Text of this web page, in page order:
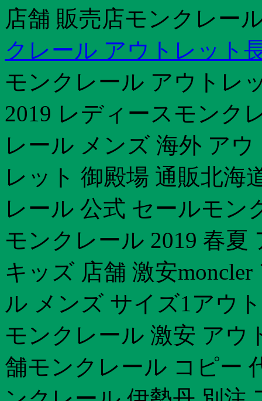
店舗 販売店モンクレー
クレール アウトレット
モンクレール アウトレ
2019 レディースモンク
レール メンズ 海外 ア
レット 御殿場 通販北海
レール 公式 セールモン
モンクレール 2019 春
キッズ 店舗 激安
ル メンズ サイズ1アウ
モンクレール 激安 アウ
舗モンクレール コピー